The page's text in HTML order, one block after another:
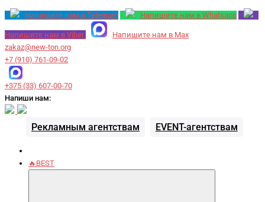
Напишите нам в Telegram Напишите нам в Whatsapp
Напишите нам в Viber
Напишите нам в Max
zakaz@new-ton.org
+7 (910) 761-09-02
+375 (33) 607-00-70
Напиши нам:
Рекламным агентствам EVENT-агентствам
🔥BEST